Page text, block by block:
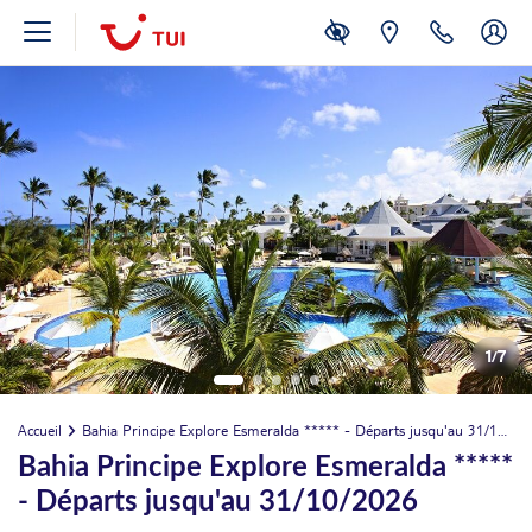
1/7
Accueil Bahia Principe Explore Esmeralda ***** - Départs jusqu'au 31/10/2026
Bahia Principe Explore Esmeralda *****
- Départs jusqu'au 31/10/2026
août 2026
JEU.
AOÛT
18/08/2026
VEN.
14 660€ /pers.
Retour le
19/08/2026